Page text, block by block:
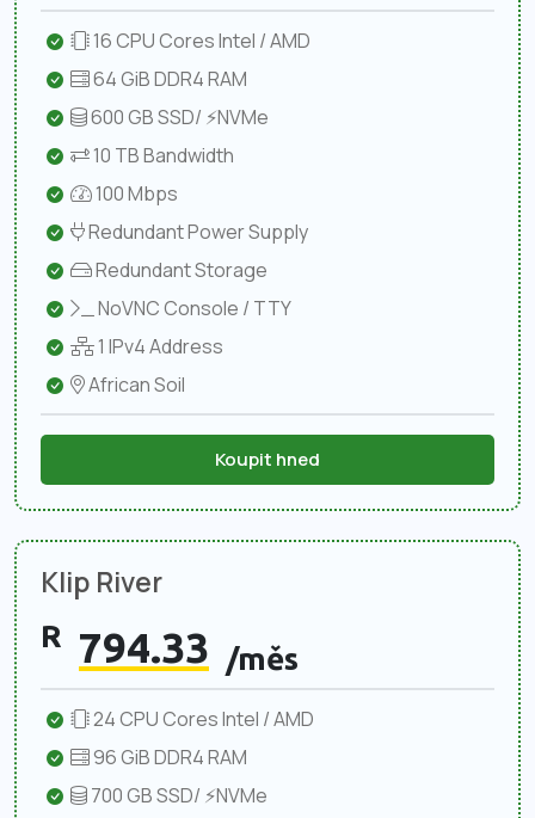
16 CPU Cores Intel / AMD
64 GiB DDR4 RAM
600 GB SSD/ ⚡NVMe
10 TB Bandwidth
100 Mbps
Redundant Power Supply
Redundant Storage
NoVNC Console / TTY
1 IPv4 Address
African Soil
Koupit hned
Klip River
R 794.33 /měs
24 CPU Cores Intel / AMD
96 GiB DDR4 RAM
700 GB SSD/ ⚡NVMe